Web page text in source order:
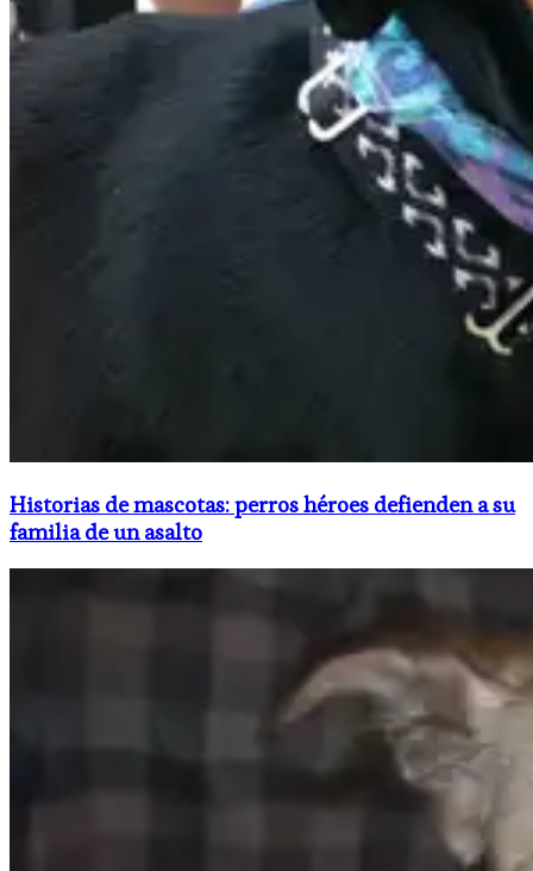
Historias de mascotas: perros héroes defienden a su
familia de un asalto